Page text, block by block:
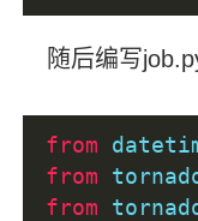
随后编写
from
from
from